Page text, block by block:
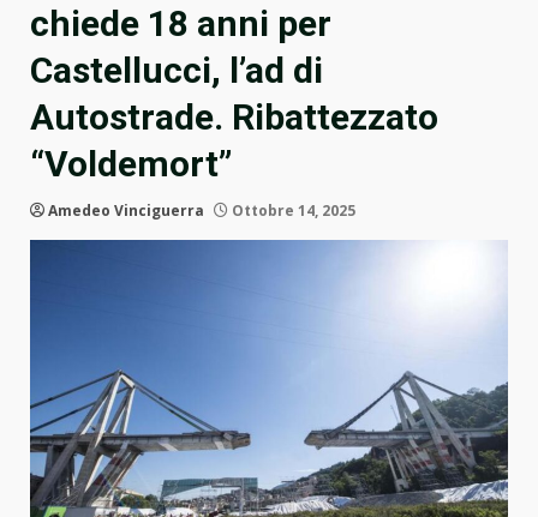
chiede 18 anni per
Castellucci, l’ad di
Autostrade. Ribattezzato
“Voldemort”
Amedeo Vinciguerra Ottobre 14, 2025